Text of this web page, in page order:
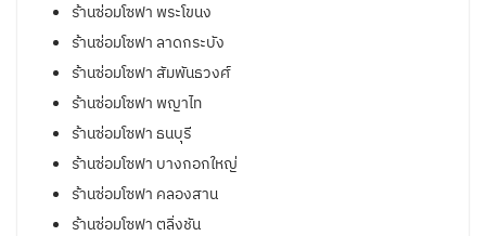
ร้านซ่อมโซฟา พระโขนง
ร้านซ่อมโซฟา ลาดกระบัง
ร้านซ่อมโซฟา สัมพันธวงศ์
ร้านซ่อมโซฟา พญาไท
ร้านซ่อมโซฟา ธนบุรี
ร้านซ่อมโซฟา บางกอกใหญ่
ร้านซ่อมโซฟา คลองสาน
ร้านซ่อมโซฟา ตลิ่งชัน